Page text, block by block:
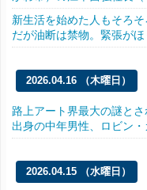
新生活を始めた人もそろ
だが油断は禁物。緊張がほ
2026.04.16 （木曜日）
路上アート界最大の謎と
出身の中年男性、ロビン・
2026.04.15 （水曜日）